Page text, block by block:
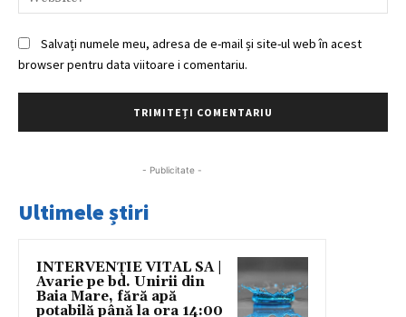
Salvați numele meu, adresa de e-mail și site-ul web în acest
browser pentru data viitoare i comentariu.
- Publicitate -
Ultimele știri
INTERVENȚIE VITAL SA |
Avarie pe bd. Unirii din
Baia Mare, fără apă
potabilă până la ora 14:00